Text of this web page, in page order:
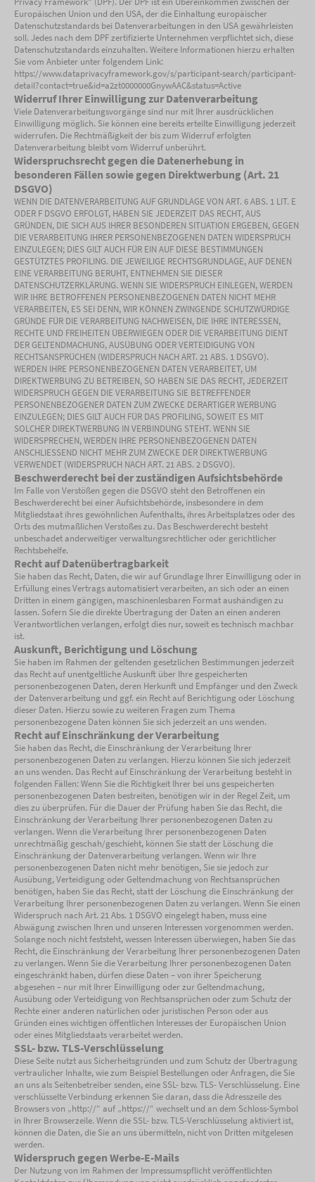
Europäischen Union und den USA, der die Einhaltung europäischer
Datenschutzstandards bei Datenverarbeitungen in den USA gewährleisten
soll. Jedes nach dem DPF zertifizierte Unternehmen verpflichtet sich, diese
Datenschutzstandards einzuhalten. Weitere Informationen hierzu erhalten
Sie vom Anbieter unter folgendem Link:
https://www.dataprivacyframework.gov/s/participant-search/participant-
detail?contact=true&id=a2zt0000000GnywAAC&status=Active
Widerruf Ihrer Einwilligung zur Datenverarbeitung
Viele Datenverarbeitungsvorgänge sind nur mit Ihrer ausdrücklichen
Einwilligung möglich. Sie können eine bereits erteilte Einwilligung jederzeit
widerrufen. Die Rechtmäßigkeit der bis zum Widerruf erfolgten
Datenverarbeitung bleibt vom Widerruf unberührt.
Widerspruchsrecht gegen die Datenerhebung in
besonderen Fällen sowie gegen Direktwerbung (Art. 21
DSGVO)
WENN DIE DATENVERARBEITUNG AUF GRUNDLAGE VON ART. 6 ABS. 1 LIT. E
ODER F DSGVO ERFOLGT, HABEN SIE JEDERZEIT DAS RECHT, AUS
GRÜNDEN, DIE SICH AUS IHRER BESONDEREN SITUATION ERGEBEN, GEGEN
DIE VERARBEITUNG IHRER PERSONENBEZOGENEN DATEN WIDERSPRUCH
EINZULEGEN; DIES GILT AUCH FÜR EIN AUF DIESE BESTIMMUNGEN
GESTÜTZTES PROFILING. DIE JEWEILIGE RECHTSGRUNDLAGE, AUF DENEN
EINE VERARBEITUNG BERUHT, ENTNEHMEN SIE DIESER
DATENSCHUTZERKLÄRUNG. WENN SIE WIDERSPRUCH EINLEGEN, WERDEN
WIR IHRE BETROFFENEN PERSONENBEZOGENEN DATEN NICHT MEHR
VERARBEITEN, ES SEI DENN, WIR KÖNNEN ZWINGENDE SCHUTZWÜRDIGE
GRÜNDE FÜR DIE VERARBEITUNG NACHWEISEN, DIE IHRE INTERESSEN,
RECHTE UND FREIHEITEN ÜBERWIEGEN ODER DIE VERARBEITUNG DIENT
DER GELTENDMACHUNG, AUSÜBUNG ODER VERTEIDIGUNG VON
RECHTSANSPRÜCHEN (WIDERSPRUCH NACH ART. 21 ABS. 1 DSGVO).
WERDEN IHRE PERSONENBEZOGENEN DATEN VERARBEITET, UM
DIREKTWERBUNG ZU BETREIBEN, SO HABEN SIE DAS RECHT, JEDERZEIT
WIDERSPRUCH GEGEN DIE VERARBEITUNG SIE BETREFFENDER
PERSONENBEZOGENER DATEN ZUM ZWECKE DERARTIGER WERBUNG
EINZULEGEN; DIES GILT AUCH FÜR DAS PROFILING, SOWEIT ES MIT
SOLCHER DIREKTWERBUNG IN VERBINDUNG STEHT. WENN SIE
WIDERSPRECHEN, WERDEN IHRE PERSONENBEZOGENEN DATEN
ANSCHLIESSEND NICHT MEHR ZUM ZWECKE DER DIREKTWERBUNG
VERWENDET (WIDERSPRUCH NACH ART. 21 ABS. 2 DSGVO).
Beschwerderecht bei der zuständigen Aufsichtsbehörde
Im Falle von Verstößen gegen die DSGVO steht den Betroffenen ein
Beschwerderecht bei einer Aufsichtsbehörde, insbesondere in dem
Mitgliedstaat ihres gewöhnlichen Aufenthalts, ihres Arbeitsplatzes oder des
Orts des mutmaßlichen Verstoßes zu. Das Beschwerderecht besteht
unbeschadet anderweitiger verwaltungsrechtlicher oder gerichtlicher
Rechtsbehelfe.
Recht auf Datenübertragbarkeit
Sie haben das Recht, Daten, die wir auf Grundlage Ihrer Einwilligung oder in
Erfüllung eines Vertrags automatisiert verarbeiten, an sich oder an einen
Dritten in einem gängigen, maschinenlesbaren Format aushändigen zu
lassen. Sofern Sie die direkte Übertragung der Daten an einen anderen
Verantwortlichen verlangen, erfolgt dies nur, soweit es technisch machbar
ist.
Auskunft, Berichtigung und Löschung
Sie haben im Rahmen der geltenden gesetzlichen Bestimmungen jederzeit
das Recht auf unentgeltliche Auskunft über Ihre gespeicherten
personenbezogenen Daten, deren Herkunft und Empfänger und den Zweck
der Datenverarbeitung und ggf. ein Recht auf Berichtigung oder Löschung
dieser Daten. Hierzu sowie zu weiteren Fragen zum Thema
personenbezogene Daten können Sie sich jederzeit an uns wenden.
Recht auf Einschränkung der Verarbeitung
Sie haben das Recht, die Einschränkung der Verarbeitung Ihrer
personenbezogenen Daten zu verlangen. Hierzu können Sie sich jederzeit
an uns wenden. Das Recht auf Einschränkung der Verarbeitung besteht in
folgenden Fällen: Wenn Sie die Richtigkeit Ihrer bei uns gespeicherten
personenbezogenen Daten bestreiten, benötigen wir in der Regel Zeit, um
dies zu überprüfen. Für die Dauer der Prüfung haben Sie das Recht, die
Einschränkung der Verarbeitung Ihrer personenbezogenen Daten zu
verlangen. Wenn die Verarbeitung Ihrer personenbezogenen Daten
unrechtmäßig geschah/geschieht, können Sie statt der Löschung die
Einschränkung der Datenverarbeitung verlangen. Wenn wir Ihre
personenbezogenen Daten nicht mehr benötigen, Sie sie jedoch zur
Ausübung, Verteidigung oder Geltendmachung von Rechtsansprüchen
benötigen, haben Sie das Recht, statt der Löschung die Einschränkung der
Verarbeitung Ihrer personenbezogenen Daten zu verlangen. Wenn Sie einen
Widerspruch nach Art. 21 Abs. 1 DSGVO eingelegt haben, muss eine
Abwägung zwischen Ihren und unseren Interessen vorgenommen werden.
Solange noch nicht feststeht, wessen Interessen überwiegen, haben Sie das
Recht, die Einschränkung der Verarbeitung Ihrer personenbezogenen Daten
zu verlangen. Wenn Sie die Verarbeitung Ihrer personenbezogenen Daten
eingeschränkt haben, dürfen diese Daten – von ihrer Speicherung
abgesehen – nur mit Ihrer Einwilligung oder zur Geltendmachung,
Ausübung oder Verteidigung von Rechtsansprüchen oder zum Schutz der
Rechte einer anderen natürlichen oder juristischen Person oder aus
Gründen eines wichtigen öffentlichen Interesses der Europäischen Union
oder eines Mitgliedstaats verarbeitet werden.
SSL- bzw. TLS-Verschlüsselung
Diese Seite nutzt aus Sicherheitsgründen und zum Schutz der Übertragung
vertraulicher Inhalte, wie zum Beispiel Bestellungen oder Anfragen, die Sie
an uns als Seitenbetreiber senden, eine SSL- bzw. TLS- Verschlüsselung. Eine
verschlüsselte Verbindung erkennen Sie daran, dass die Adresszeile des
Browsers von „http://“ auf „https://“ wechselt und an dem Schloss-Symbol
in Ihrer Browserzeile. Wenn die SSL- bzw. TLS-Verschlüsselung aktiviert ist,
können die Daten, die Sie an uns übermitteln, nicht von Dritten mitgelesen
werden.
Widerspruch gegen Werbe-E-Mails
Der Nutzung von im Rahmen der Impressumspflicht veröffentlichten